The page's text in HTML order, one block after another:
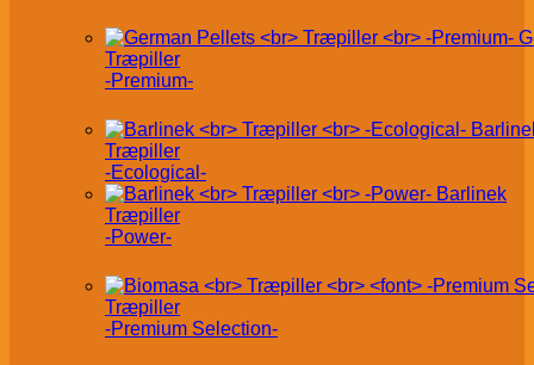
Træpiller
-Premium-
Træpiller
-Ecological-
Barlinek
Træpiller
-Power-
Træpiller
-Premium Selection-